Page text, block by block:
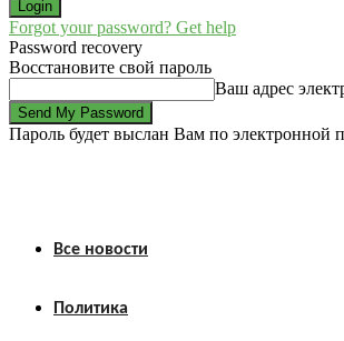
Forgot your password? Get help
Password recovery
Восстановите свой пароль
Ваш адрес
Пароль будет выслан Вам по электронной
Все новости
Политика